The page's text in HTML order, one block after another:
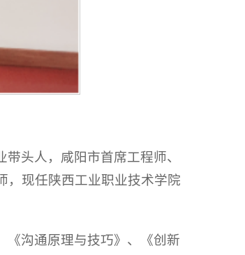
头人，咸阳市首席工程师、
，现任陕西工业职业技术学院
《沟通原理与技巧》、《创新